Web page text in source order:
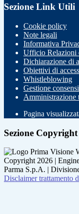
Sezione Link Utili
Cookie policy
Note legali
Informativa
Ufficio Relazioni
Dichiarazione di
Obiettivi di
Whistleblowing
Gestione
Amministrazione
Pagina
Sezione Copyright
Copyright 2026 |
Parma S.p.A. |
Disclaimer trattamento